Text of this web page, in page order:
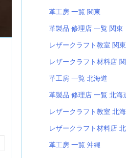
革工房 一覧 関東
革製品 修理店 一覧 関東
レザークラフト教室 関東
レザークラフト材料店
革工房 一覧 北海道
革製品 修理店 一覧 北海
レザークラフト教室 北
レザークラフト材料店
革工房 一覧 沖縄